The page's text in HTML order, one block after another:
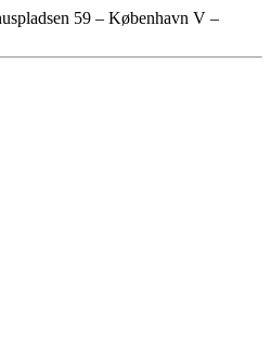
59 – København V –